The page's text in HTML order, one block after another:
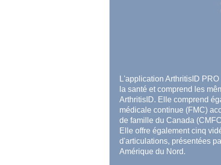
L'application ArthritisID
la santé et comprend les
ArthritisID. Elle comprend
médicale continue (FMC)
de famille du Canada
Elle offre également cinq
d'articulations, présentées
Amérique du Nord.